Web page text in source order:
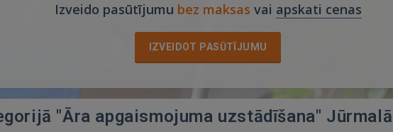
Izveido pasūtījumu bez maksas vai apskati cenas
IZVEIDOT PASŪTĪJUMU
"Āra apgaismojuma uzstādīšana" Jūrmalā